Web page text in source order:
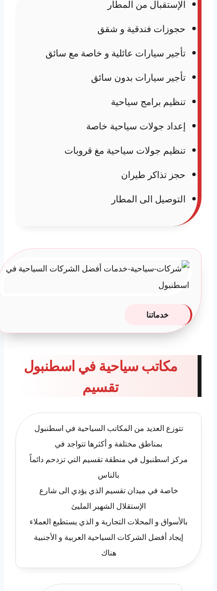
الإستقبال من المطار
حجوزات فندقية و شقق
تأجير سيارات عائلية و خاصة مع سائق
تأجير سيارات بدون سائق
تنظيم برامج سياحية
إعداد جولات سياحية خاصة
تنظيم جولات سياحية مغ قروبات
حجز تذاكر طيران
التوصيل الى المطار
خدماتنا
مكاتب سياحية في اسطنبول
تقسيم
تتوزع العديد من المكاتب السياحية في اسطنبول
بمناطق مختلفة و أكثرها تتواجد في
مركز اسطنبول في منطقة تقسيم التي تزدحم دائماً
بالناس
خاصة في ميدان تقسيم الذي يؤدي الى شارع
الإستقلال الشهير المليئ
بالأسواق و المحلات التجارية و الذي يستطيع العملاء
إيجاد أفضل الشركات السياحية العربية و الأجنبية
هناك